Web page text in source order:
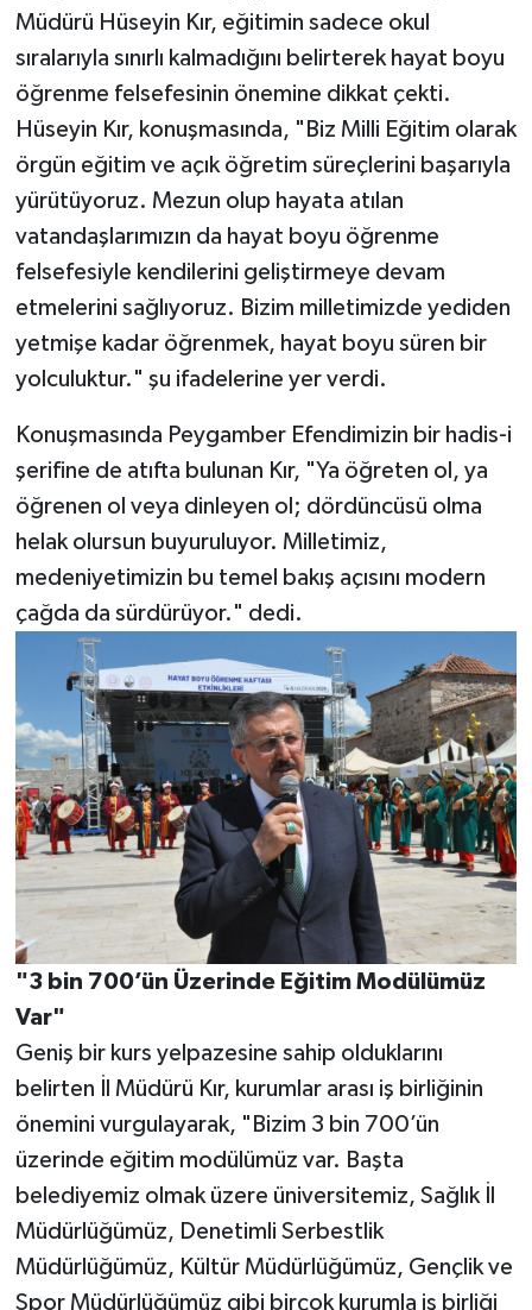
Müdürü Hüseyin Kır, eğitimin sadece okul
sıralarıyla sınırlı kalmadığını belirterek hayat boyu
öğrenme felsefesinin önemine dikkat çekti.
Hüseyin Kır, konuşmasında, "Biz Milli Eğitim olarak
örgün eğitim ve açık öğretim süreçlerini başarıyla
yürütüyoruz. Mezun olup hayata atılan
vatandaşlarımızın da hayat boyu öğrenme
felsefesiyle kendilerini geliştirmeye devam
etmelerini sağlıyoruz. Bizim milletimizde yediden
yetmişe kadar öğrenmek, hayat boyu süren bir
yolculuktur." şu ifadelerine yer verdi.
Konuşmasında Peygamber Efendimizin bir hadis-i
şerifine de atıfta bulunan Kır, "Ya öğreten ol, ya
öğrenen ol veya dinleyen ol; dördüncüsü olma
helak olursun buyuruluyor. Milletimiz,
medeniyetimizin bu temel bakış açısını modern
çağda da sürdürüyor." dedi.
"3 bin 700’ün Üzerinde Eğitim Modülümüz
Var"
Geniş bir kurs yelpazesine sahip olduklarını
belirten İl Müdürü Kır, kurumlar arası iş birliğinin
önemini vurgulayarak, "Bizim 3 bin 700’ün
üzerinde eğitim modülümüz var. Başta
belediyemiz olmak üzere üniversitemiz, Sağlık İl
Müdürlüğümüz, Denetimli Serbestlik
Müdürlüğümüz, Kültür Müdürlüğümüz, Gençlik ve
Spor Müdürlüğümüz gibi birçok kurumla iş birliği